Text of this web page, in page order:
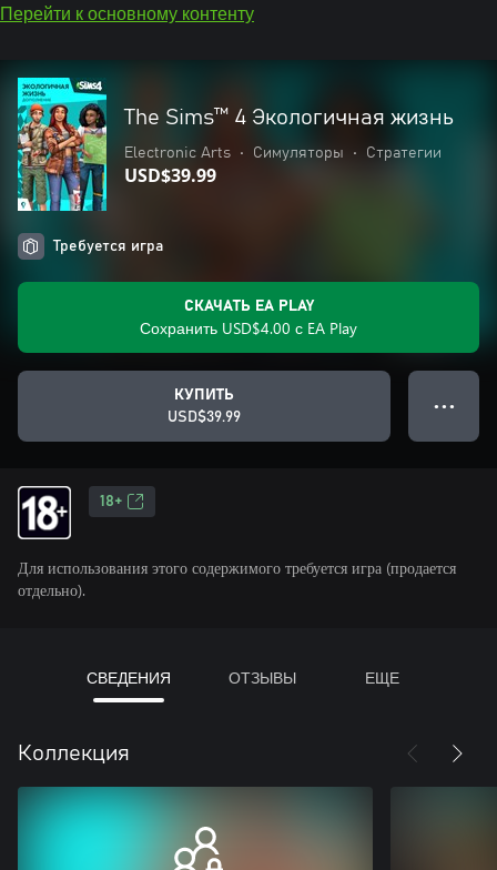
Перейти к основному контенту
The Sims™ 4 Экологичная жизнь
Electronic Arts • Симуляторы • Стратегии
USD$39.99
Требуется игра
СКАЧАТЬ EA PLAY
Сохранить USD$4.00 с EA Play
КУПИТЬ
USD$39.99
● ● ●
18+
Для использования этого содержимого требуется игра (продается
отдельно).
СВЕДЕНИЯ ОТЗЫВЫ ЕЩЕ
Коллекция